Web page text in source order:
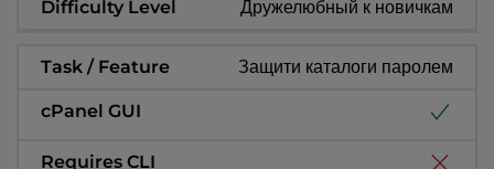
Дружелюбный к новичкам
Защити каталоги паролем